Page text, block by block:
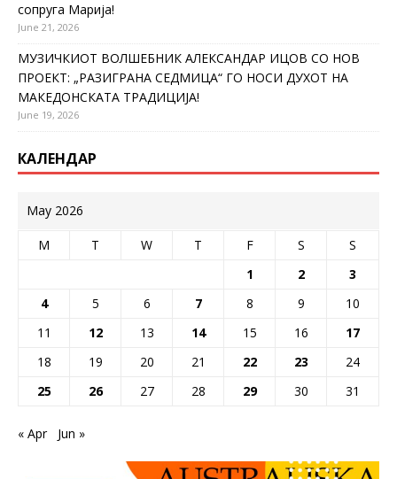
сопруга Марија!
June 21, 2026
МУЗИЧКИОТ ВОЛШЕБНИК АЛЕКСАНДАР ИЦОВ СО НОВ
ПРОЕКТ: „РАЗИГРАНА СЕДМИЦА“ ГО НОСИ ДУХОТ НА
МАКЕДОНСКАТА ТРАДИЦИЈА!
June 19, 2026
КАЛЕНДАР
May 2026
M T W T F S
S
1
2
3
4
5 6 7 8 9
10
11
12 13 14 15 16
17
18
19 20 21 22 23
24
25
26 27 28 29 30 31
« Apr Jun »